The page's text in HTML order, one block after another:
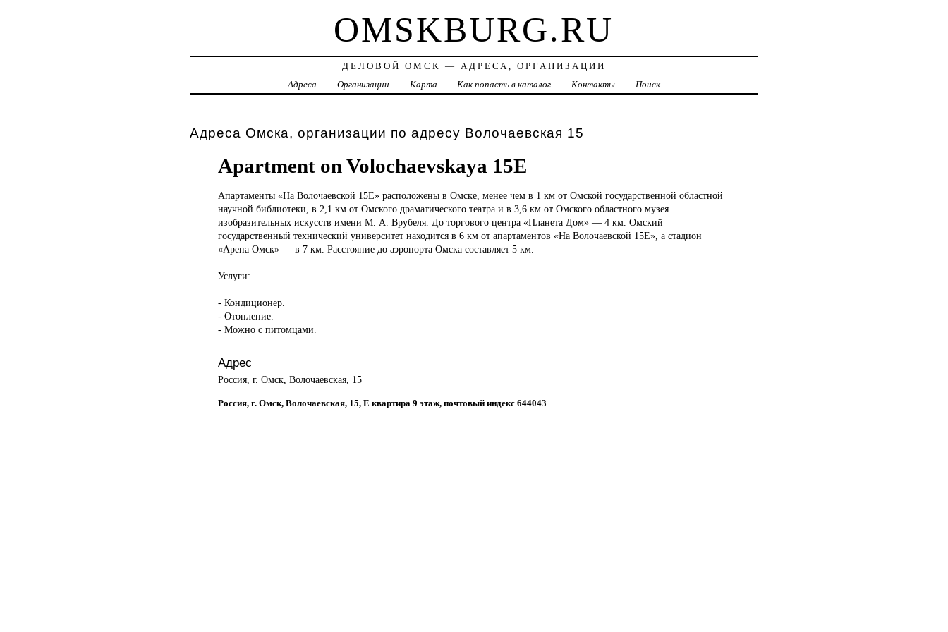
OMSKBURG.RU
ДЕЛОВОЙ ОМСК — АДРЕСА, ОРГАНИЗАЦИИ
Адреса
Организации Карта Как попасть в каталог Контакты Поиск
Адреса Омска, организации по адресу Волочаевская 15
Apartment on Volochaevskaya 15E
Апартаменты «На Волочаевской 15Е» расположены в Омске, менее чем в 1 км от Омской государственной областной
научной библиотеки, в 2,1 км от Омского драматического театра и в 3,6 км от Омского областного музея
изобразительных искусств имени М. А. Врубеля. До торгового центра «Планета Дом» — 4 км. Омский
государственный технический университет находится в 6 км от апартаментов «На Волочаевской 15Е», а стадион
«Арена Омск» — в 7 км. Расстояние до аэропорта Омска составляет 5 км.
Услуги:
- Кондиционер.
- Отопление.
- Можно с питомцами.
Адрес
Россия, г. Омск, Волочаевская, 15
Россия, г. Омск, Волочаевская, 15, Е квартира 9 этаж, почтовый индекс 644043